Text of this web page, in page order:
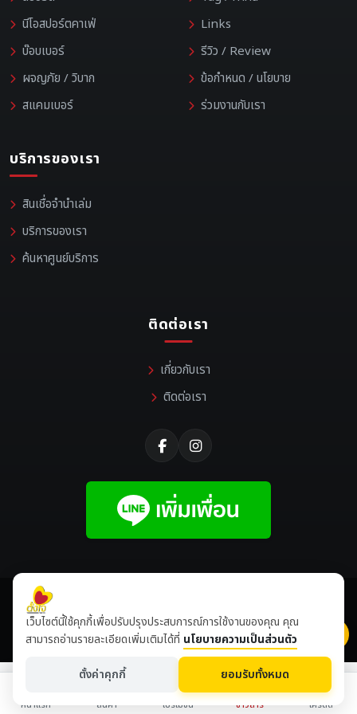
นีโอสปอร์ตคาเฟ่
บ๊อบเบอร์
ผจญภัย / วิบาก
สแคมเบอร์
Links
รีวิว / Review
ข้อกำหนด / นโยบาย
ร่วมงานกับเรา
บริการของเรา
สินเชื่อจำนำเล่ม
บริการของเรา
ค้นหาศูนย์บริการ
ติดต่อเรา
เกี่ยวกับเรา
ติดต่อเรา
เข้าชมเดือนนี้ 8,499,851 ปีนี้ 8,636,494
เว็บไซต์นี้ใช้คุกกี้เพื่อปรับปรุงประสบการณ์การใช้งานของคุณ คุณ
สามารถอ่านรายละเอียดเพิ่มเติมได้ที่ นโยบายความเป็นส่วนตัว
ตั้งค่าคุกกี้ ยอมรับทั้งหมด
หน้าแรก สินค้า โปรโมชั่น ข่าวสาร เครดิต